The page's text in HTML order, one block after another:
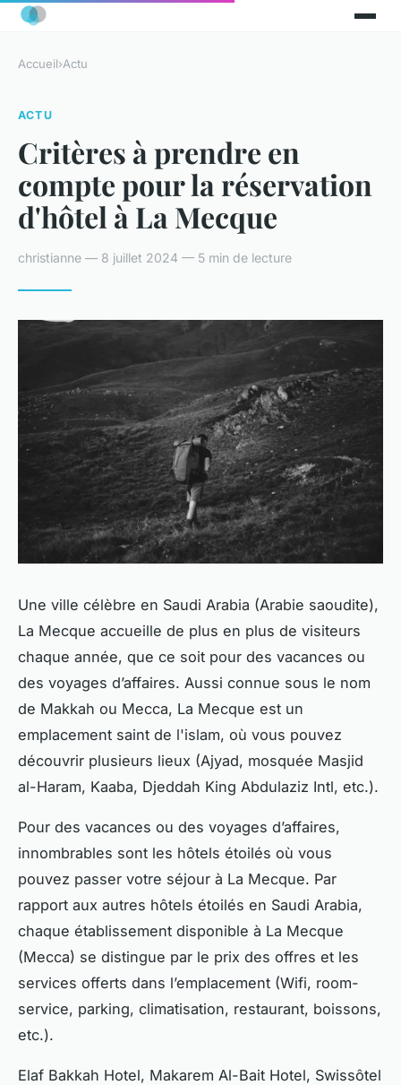
Accueil›Actu
ACTU
Critères à prendre en
compte pour la réservation
d'hôtel à La Mecque
christianne — 8 juillet 2024 — 5 min de lecture
Une ville célèbre en Saudi Arabia (Arabie saoudite),
La Mecque accueille de plus en plus de visiteurs
chaque année, que ce soit pour des vacances ou
des voyages d’affaires. Aussi connue sous le nom
de Makkah ou Mecca, La Mecque est un
emplacement saint de l'islam, où vous pouvez
découvrir plusieurs lieux (Ajyad, mosquée Masjid
al-Haram, Kaaba, Djeddah King Abdulaziz Intl, etc.).
Pour des vacances ou des voyages d’affaires,
innombrables sont les hôtels étoilés où vous
pouvez passer votre séjour à La Mecque. Par
rapport aux autres hôtels étoilés en Saudi Arabia,
chaque établissement disponible à La Mecque
(Mecca) se distingue par le prix des offres et les
services offerts dans l’emplacement (Wifi, room-
service, parking, climatisation, restaurant, boissons,
etc.).
Elaf Bakkah Hotel, Makarem Al-Bait Hotel, Swissôtel